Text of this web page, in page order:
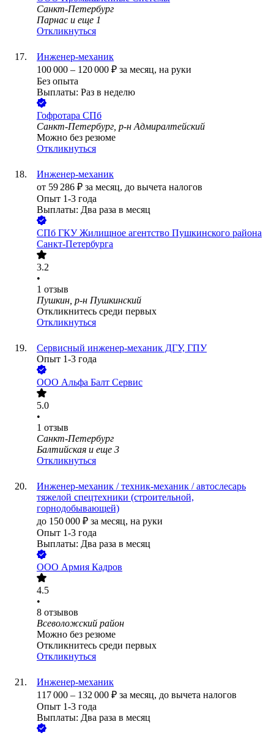
Санкт-Петербург
Парнас и еще 1
Откликнуться
Инженер-механик
100 000 – 120 000 ₽ за месяц, на руки
Без опыта
Выплаты: Раз в неделю
Гофротара СПб
Санкт-Петербург, р-н Адмиралтейский
Можно без резюме
Откликнуться
Инженер-механик
от 59 286 ₽ за месяц, до вычета налогов
Опыт 1-3 года
Выплаты: Два раза в месяц
СПб ГКУ Жилищное агентство Пушкинского района
Санкт-Петербурга
3.2
•
1 отзыв
Пушкин, р-н Пушкинский
Откликнитесь среди первых
Откликнуться
Сервисный инженер-механик ДГУ, ГПУ
Опыт 1-3 года
ООО Альфа Балт Сервис
5.0
•
1 отзыв
Санкт-Петербург
Балтийская и еще 3
Откликнуться
Инженер-механик / техник-механик / автослесарь
тяжелой спецтехники (строительной,
горнодобывающей)
до 150 000 ₽ за месяц, на руки
Опыт 1-3 года
Выплаты: Два раза в месяц
ООО Армия Кадров
4.5
•
8 отзывов
Всеволожский район
Можно без резюме
Откликнитесь среди первых
Откликнуться
Инженер-механик
117 000 – 132 000 ₽ за месяц, до вычета налогов
Опыт 1-3 года
Выплаты: Два раза в месяц